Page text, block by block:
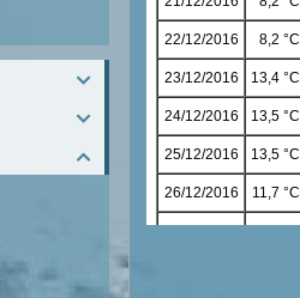


